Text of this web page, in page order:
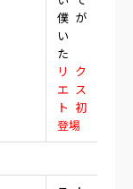
僕が
い
た
リク
エス
ト初
登場